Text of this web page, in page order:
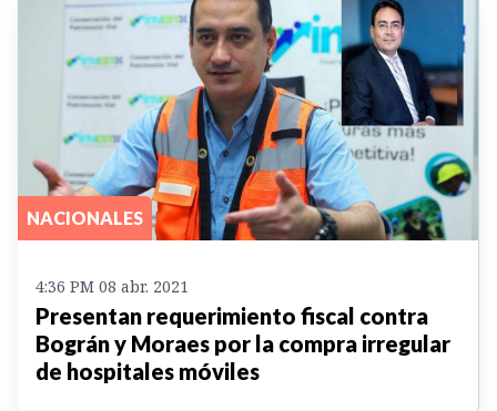
NACIONALES
4:36 PM 08 abr. 2021
Presentan requerimiento fiscal contra
Bográn y Moraes por la compra irregular
de hospitales móviles